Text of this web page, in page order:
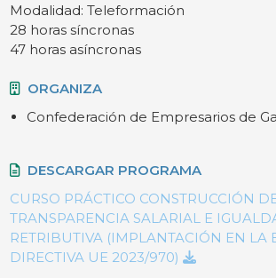
Modalidad: Teleformación
28 horas síncronas
47 horas asíncronas
ORGANIZA
Confederación de Empresarios de
DESCARGAR PROGRAMA
CURSO PRÁCTICO CONSTRUCCIÓN
TRANSPARENCIA SALARIAL E
RETRIBUTIVA (IMPLANTACIÓN EN LA
DIRECTIVA UE 2023/970)